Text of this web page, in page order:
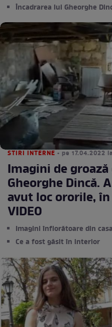
Încadrarea lui Gheorghe
STIRI INTERNE • pe 17.04.2022
Imagini de
Gheorghe Dincă.
avut loc ororile,
VIDEO
Imagini înfiorătoare din
Ce a fost găsit în interior